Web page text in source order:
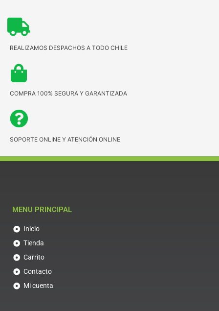
REALIZAMOS DESPACHOS A TODO CHILE
COMPRA 100% SEGURA Y GARANTIZADA
SOPORTE ONLINE Y ATENCIÓN ONLINE
MENU PRINCIPAL
Inicio
Tienda
Carrito
Contacto
Mi cuenta